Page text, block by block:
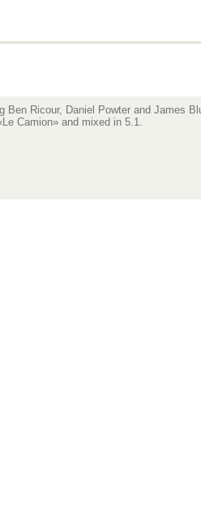
Ben Ricour, Daniel Powter and James
Camion» and mixed in 5.1.